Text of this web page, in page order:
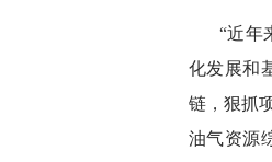
“近年
化发展和
链，狠抓
油气资源